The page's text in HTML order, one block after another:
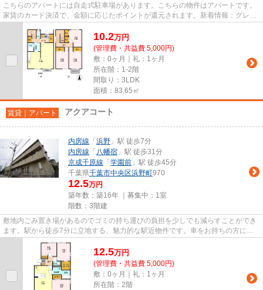
こちらのアパートには自走式駐車場があります。こちらの物件はアパートです。
家賃のカード決済で、金額に応じたポイントが還元されます。新着情報：グレイ
10.2万円
(管理費・共益費 5,000円)
敷：0ヶ月｜礼：1ヶ月
所在階：1-2階
間取り：3LDK
面積：83.65㎡
賃貸｜アパート アクアコート
内房線 「 浜野 」駅 徒歩7分
内房線 「 八幡宿 」駅 徒歩31分
京成千原線 「 学園前 」駅 徒歩45分
千葉県千葉市中央区浜野町970
12.5万円
築年数：築16年 ｜募集中： 1室
階数：3階建
敷地内ごみ置き場があるのでゴミの持ち運びの負担を少しでも減らすことができ
ます。駅から徒歩7分に立地する、魅力的な駅近物件です。車をお持ちの方にも
オススメの、自走式駐車場を利...
12.5万円
(管理費・共益費 5,000円)
敷：0ヶ月｜礼：1ヶ月
所在階：2階